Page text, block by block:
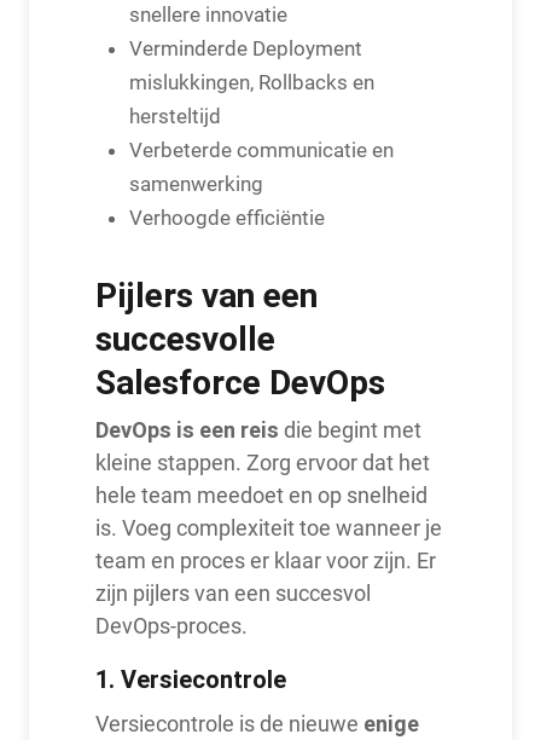
snellere innovatie
Verminderde Deployment
mislukkingen, Rollbacks en
hersteltijd
Verbeterde communicatie en
samenwerking
Verhoogde efficiëntie
Pijlers van een
succesvolle
Salesforce DevOps
DevOps is een reis die begint met
kleine stappen. Zorg ervoor dat het
hele team meedoet en op snelheid
is. Voeg complexiteit toe wanneer je
team en proces er klaar voor zijn. Er
zijn pijlers van een succesvol
DevOps-proces.
1. Versiecontrole
Versiecontrole is de nieuwe enige